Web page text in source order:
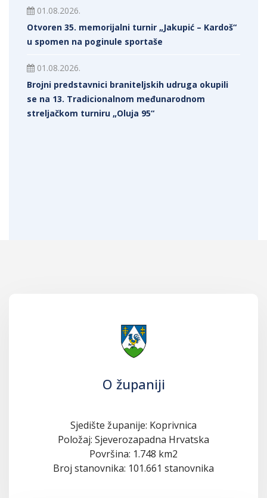
01.08.2026.
Otvoren 35. memorijalni turnir „Jakupić – Kardoš“
u spomen na poginule sportaše
01.08.2026.
Brojni predstavnici braniteljskih udruga okupili
se na 13. Tradicionalnom međunarodnom
streljačkom turniru „Oluja 95“
O županiji
Sjedište županije: Koprivnica
Položaj: Sjeverozapadna Hrvatska
Površina: 1.748 km2
Broj stanovnika: 101.661 stanovnika